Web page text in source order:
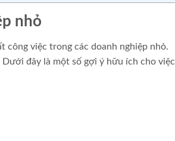
nhỏ
công việc trong các doanh nghiệp nhỏ.
đây là một số gợi ý hữu ích cho việc